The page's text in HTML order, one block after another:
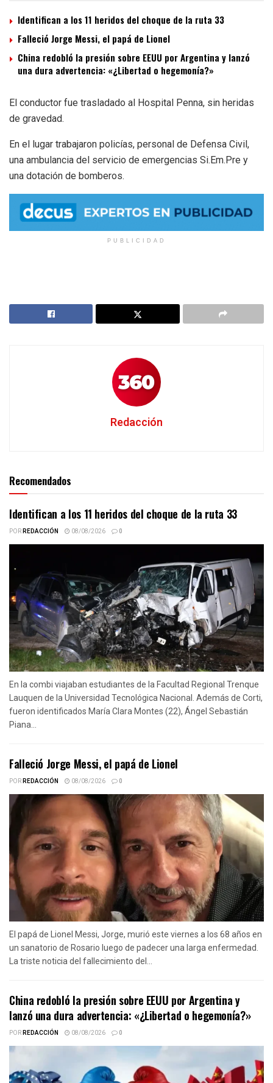
Identifican a los 11 heridos del choque de la ruta 33
Falleció Jorge Messi, el papá de Lionel
China redobló la presión sobre EEUU por Argentina y lanzó
una dura advertencia: «¿Libertad o hegemonía?»
El conductor fue trasladado al Hospital Penna, sin heridas
de gravedad.
En el lugar trabajaron policías, personal de Defensa Civil,
una ambulancia del servicio de emergencias Si.Em.Pre y
una dotación de bomberos.
PUBLICIDAD
Redacción
Recomendados
Identifican a los 11 heridos del choque de la ruta 33
PORREDACCIÓN 08/08/2026 0
En la combi viajaban estudiantes de la Facultad Regional Trenque
Lauquen de la Universidad Tecnológica Nacional. Además de Corti,
fueron identificados María Clara Montes (22), Ángel Sebastián
Piana...
Falleció Jorge Messi, el papá de Lionel
PORREDACCIÓN 08/08/2026 0
El papá de Lionel Messi, Jorge, murió este viernes a los 68 años en
un sanatorio de Rosario luego de padecer una larga enfermedad.
La triste noticia del fallecimiento del...
China redobló la presión sobre EEUU por Argentina y
lanzó una dura advertencia: «¿Libertad o hegemonía?»
PORREDACCIÓN 08/08/2026 0